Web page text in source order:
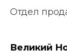
Отдел
Великий